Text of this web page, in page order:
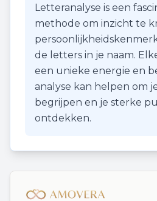
Letteranalyse is een
methode om inzicht te
de letters in je naam.
een unieke energie en
analyse kan helpen om
begrijpen en je sterke
ontdekken.